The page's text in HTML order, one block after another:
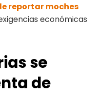
reportar moches
económicas
se
de